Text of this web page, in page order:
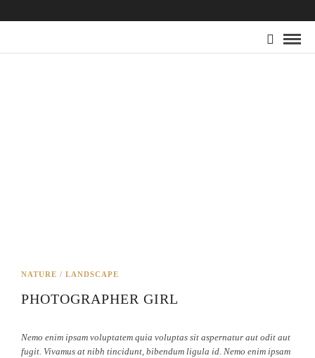
NATURE / LANDSCAPE
PHOTOGRAPHER GIRL
Nemo enim ipsam voluptatem quia voluptas sit aspernatur aut odit aut
fugit. Vivamus at nibh tincidunt, bibendum ligula id. Nemo enim ipsam